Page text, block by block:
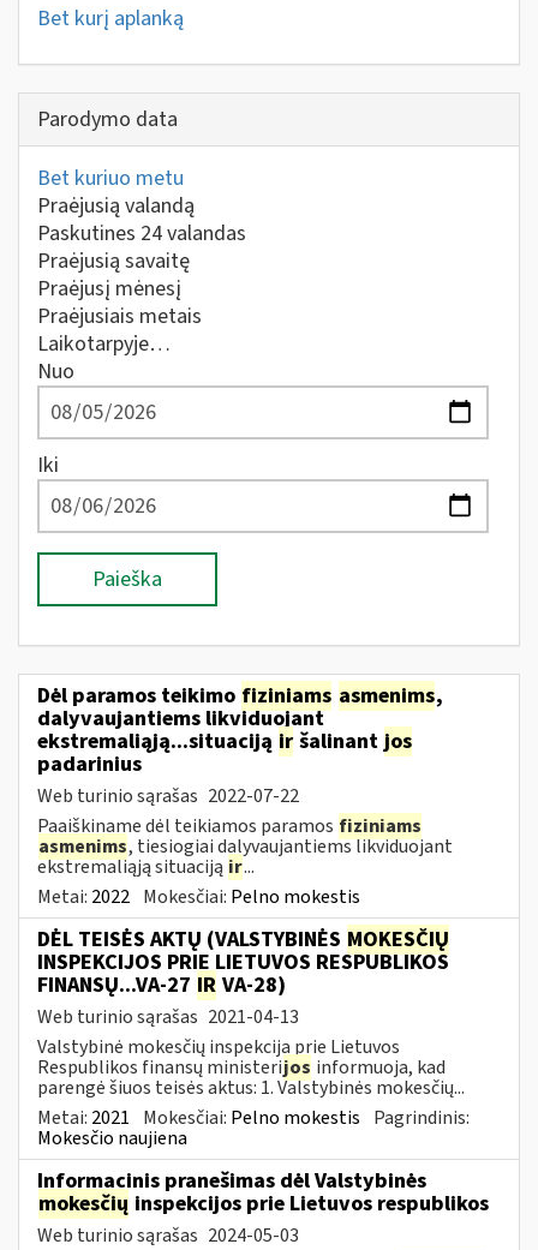
Bet kurį aplanką
Parodymo data
Bet kuriuo metu
Praėjusią valandą
Paskutines 24 valandas
Praėjusią savaitę
Praėjusį mėnesį
Praėjusiais metais
Laikotarpyje…
Nuo
Iki
Paieška
Dėl paramos teikimo fiziniams asmenims,
dalyvaujantiems likviduojant
ekstremaliąją...situaciją ir šalinant jos
padarinius
Web turinio sąrašas 2022-07-22
Paaiškiname dėl teikiamos paramos fiziniams
asmenims, tiesiogiai dalyvaujantiems likviduojant
ekstremaliąją situaciją ir...
Metai: 2022 Mokesčiai: Pelno mokestis
DĖL TEISĖS AKTŲ (VALSTYBINĖS MOKESČIŲ
INSPEKCIJOS PRIE LIETUVOS RESPUBLIKOS
FINANSŲ...VA-27 IR VA-28)
Web turinio sąrašas 2021-04-13
Valstybinė mokesčių inspekcija prie Lietuvos
Respublikos finansų ministerijos informuoja, kad
parengė šiuos teisės aktus: 1. Valstybinės mokesčių...
Metai: 2021 Mokesčiai: Pelno mokestis Pagrindinis:
Mokesčio naujiena
Informacinis pranešimas dėl Valstybinės
mokesčių inspekcijos prie Lietuvos respublikos
Web turinio sąrašas 2024-05-03